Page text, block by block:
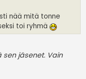
nää mitä tonne
toi ryhmä
jäsenet. Vain